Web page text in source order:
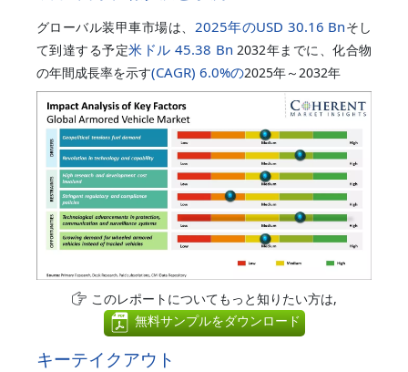
グローバル装甲車市場は、 2025年のUSD 30.16 Bnそし
て到達する予定米ドル 45.38 Bn 2032年までに、化合物
の年間成長率を示す(CAGR) 6.0%の2025年～2032年
このレポートについてもっと知りたい方は,
無料サンプルをダウンロード
キーテイクアウト